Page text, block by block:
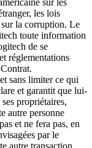
sur les
les lois
la corruption. Le
toute information
de se
réglementations
sans limiter ce qui
et garantit que lui-
propriétaires,
autre personne
et ne fera pas, en
par le